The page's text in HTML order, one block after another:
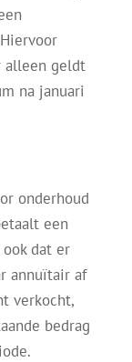
geldt
na januari
onderhoud
een
dat er
annuïtair af
verkocht,
bedrag